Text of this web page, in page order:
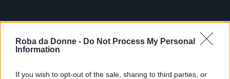
Roba da Donne - Do Not Process My Personal
Information
If you wish to opt-out of the sale, sharing to third parties, or